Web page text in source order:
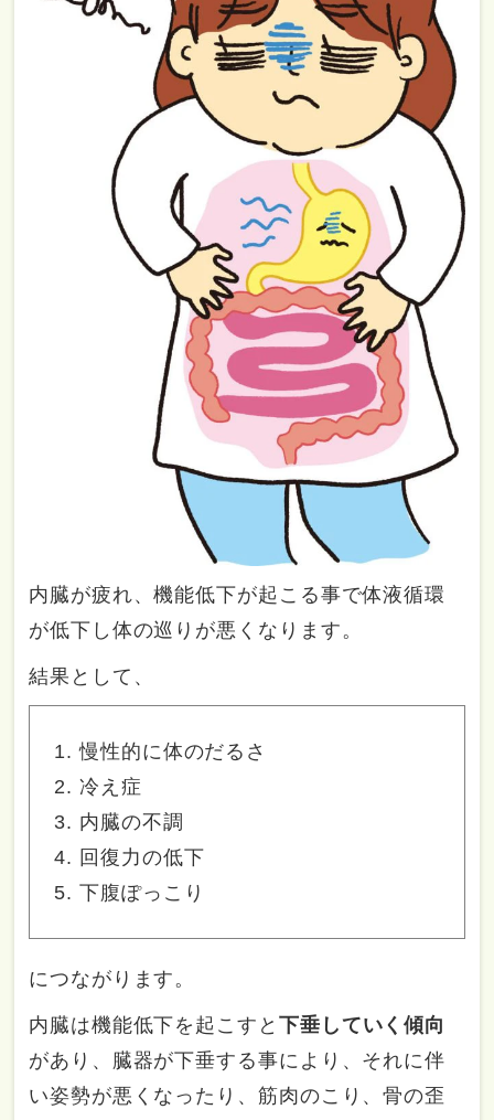
内臓が疲れ、機能低下が起こる事で体液循環
が低下し体の巡りが悪くなります。
結果として、
慢性的に体のだるさ
冷え症
内臓の不調
回復力の低下
下腹ぽっこり
につながります。
内臓は機能低下を起こすと 下垂していく傾向
があり、臓器が下垂する事により、それに伴
い姿勢が悪くなったり、筋肉のこり、骨の歪